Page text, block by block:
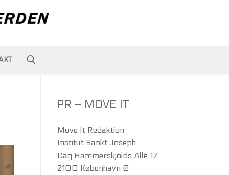
PR – MOVE IT
Move It Redaktion
Institut Sankt Joseph
Dag Hammerskjölds Allé 17
2100 København Ø